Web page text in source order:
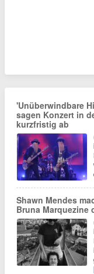
'Unüberwindbare
sagen Konzert in
kurzfristig ab
Shawn Mendes
Bruna Marquezine